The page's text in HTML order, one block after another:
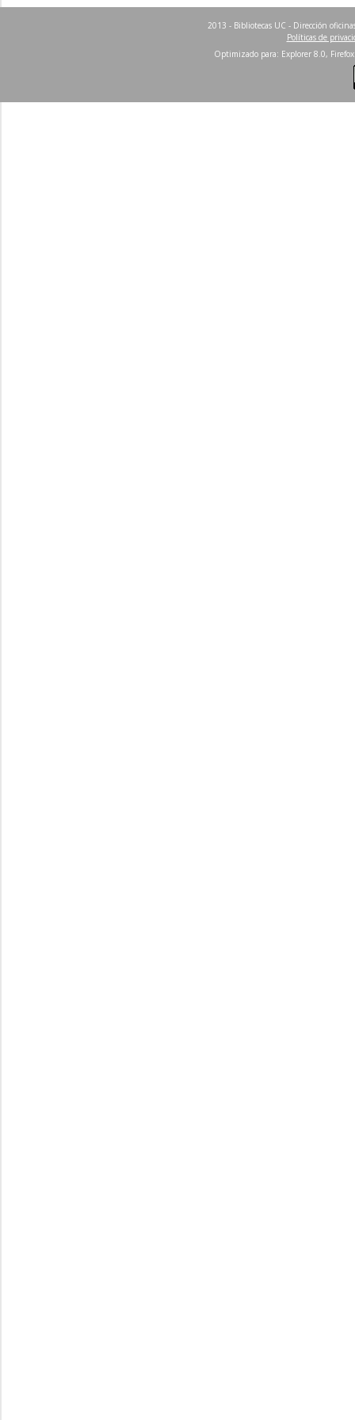
2013 - Bibliotecas UC - Dirección
Políticas de
Optimizado para: Explorer 8.0,